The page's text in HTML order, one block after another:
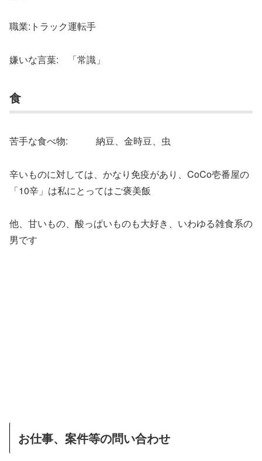
職業:トラック運転手
嫌いな言葉: 「常識」
食
苦手な食べ物: 納豆、金時豆、虫
辛いものに対しては、かなり免疫があり、CoCo壱番屋の
「10辛」は私にとってはご褒美飯
他、甘いもの、酸っぱいものも大好き、いわゆる雑食系の
男です
お仕事、案件等の問い合わせ